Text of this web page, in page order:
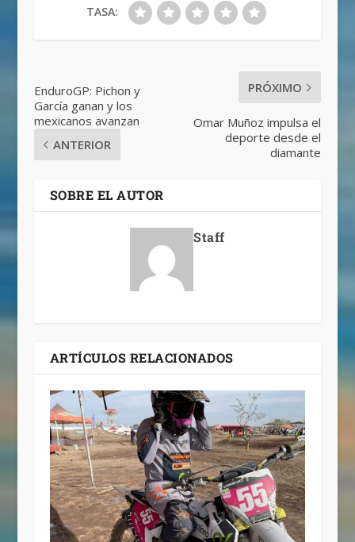
TASA:
EnduroGP: Pichon y
García ganan y los
mexicanos avanzan
ANTERIOR
PRÓXIMO
Omar Muñoz impulsa el
deporte desde el
diamante
SOBRE EL AUTOR
Staff
ARTÍCULOS RELACIONADOS